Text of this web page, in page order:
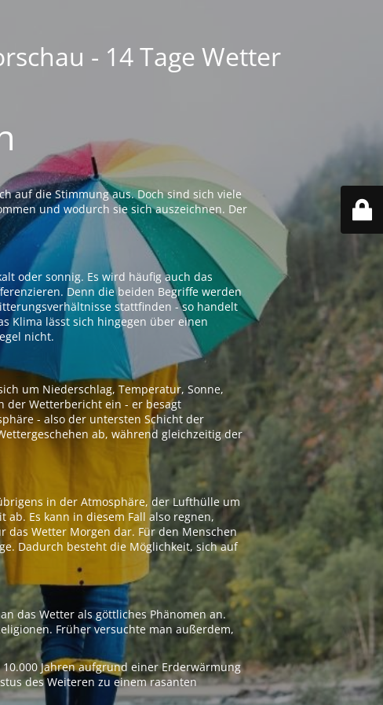
- 14 Tage Wetter
auf die Stimmung aus. Doch sind sich viele
und wodurch sie sich auszeichnen. Der
oder sonnig. Es wird häufig auch das
Denn die beiden Begriffe werden
stattfinden - so handelt
Klima lässt sich hingegen über einen
nicht.
um Niederschlag, Temperatur, Sonne,
der Wetterbericht ein - er besagt
- also der untersten Schicht der
ab, während gleichzeitig der
in der Atmosphäre, der Lufthülle um
Es kann in diesem Fall also regnen,
das Wetter Morgen dar. Für den Menschen
Dadurch besteht die Möglichkeit, sich auf
das Wetter als göttliches Phänomen an.
Früher versuchte man außerdem,
Jahren aufgrund einer Erderwärmung
des Weiteren zu einem rasanten